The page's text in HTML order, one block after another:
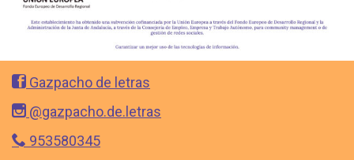
Gazpacho de letras
@gazpacho.de.letras
953580345